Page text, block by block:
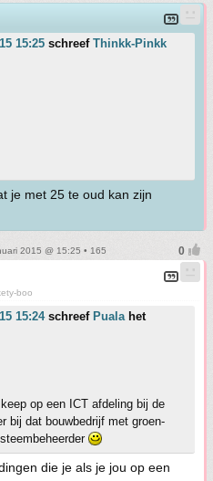
15:25 schreef Thinkk-Pinkk
je met 25 te oud kan zijn
2015 @ 15:25 • 165
boo
15:24schreef Pualahet
op een ICT afdeling bij de
bij dat bouwbedrijf met groen-
die je als je jou op een